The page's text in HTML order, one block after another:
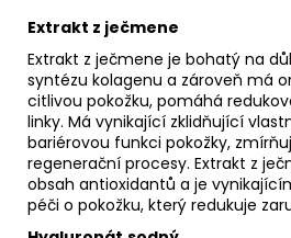
Extrakt z ječmene
Extrakt z ječmene je bohatý na
syntézu kolagenu a zároveň má
citlivou pokožku, pomáhá
linky. Má vynikající zklidňující
bariérovou funkci pokožky,
regenerační procesy. Extrakt z
obsah antioxidantů a je
péči o pokožku, který redukuje